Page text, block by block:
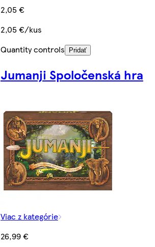
2,05 €
2,05 €/kus
Quantity controls
Pridať
Jumanji Spoločenská hra
Viac z kategórie
26,99 €